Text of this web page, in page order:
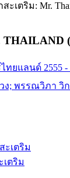
เตริม: Mr.
ยแลนด์ 2555 -
; พรรณวิภา วิ
เตริม
ตริม